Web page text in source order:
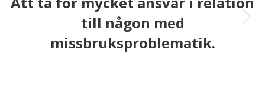
Next
post:
till någon med
missbruksproblematik.